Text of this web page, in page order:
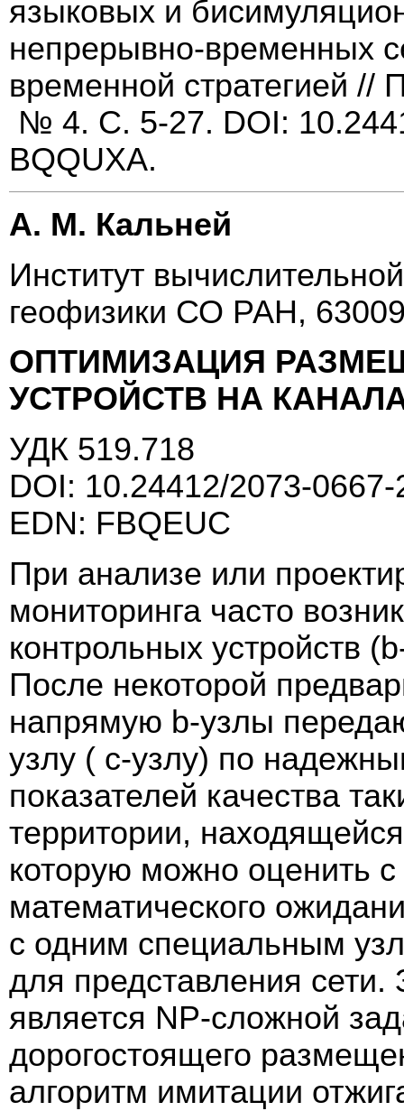
языковых и
непрерывно-временных
временной стратегией
№ 4. С. 5-27. DOI:
BQQUXA.
А. М. Кальней
Институт
геофизики СО РАН,
ОПТИМИЗАЦИЯ
УСТРОЙСТВ НА
УДК 519.718
DOI: 10.24412/2073-
EDN: FBQEUC
При анализе или
мониторинга часто
контрольных устройств
После некоторой
напрямую b-узлы
узлу ( с-узлу) по
показателей качества
территории,
которую можно оценить
математического
с одним специальным
для представления
является NP-сложной
дорогостоящего
алгоритм имитации